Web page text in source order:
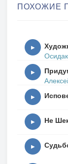
ПОХОЖИЕ
▶
▶
▶
▶ Не
▶